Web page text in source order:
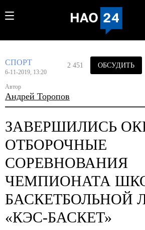
СПОРТ
6-11-2019, 13:20
Автор
Андрей Торопов
2 451 ОБСУДИТЬ
ЗАВЕРШИЛИСЬ
ОТБОРОЧНЫЕ
СОРЕВНОВАНИЯ
ЧЕМПИОНАТА
БАСКЕТБОЛЬНОЙ
«КЭС-БАСКЕТ»